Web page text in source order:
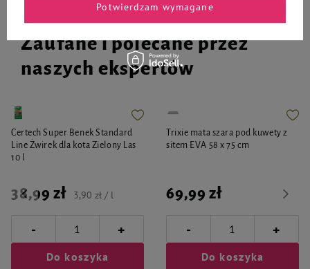
Zaufane i polecane przez
naszych ekspertów
Certech Super Benek Standard
Line Żwirek dla kota Zielony Las
10 l
38,99 zł 3,90 zł / l
- +
Do koszyka
Trixie mata szara pod kuwety z
sitem EVA 58 x 75 cm
69,99 zł
- +
Do koszyka
Potwierdzam wymagane